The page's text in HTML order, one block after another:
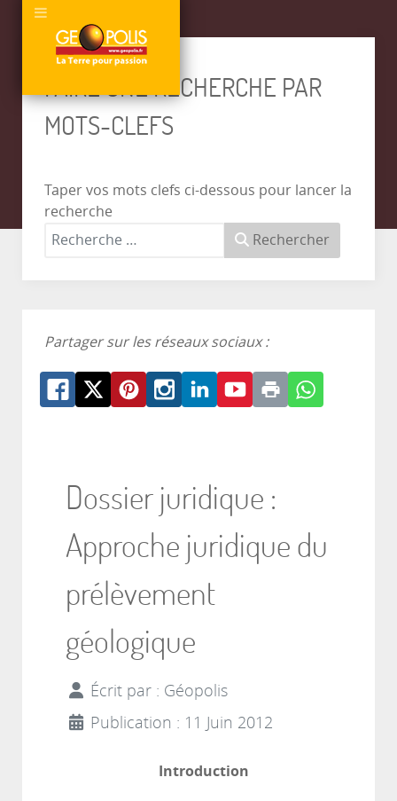
FAIRE UNE RECHERCHE PAR
MOTS-CLEFS
Taper vos mots clefs ci-dessous pour lancer la
recherche
Rechercher
Partager sur les réseaux sociaux :
Dossier juridique :
Approche juridique du
prélèvement
géologique
Écrit par : Géopolis
Publication : 11 Juin 2012
Introduction